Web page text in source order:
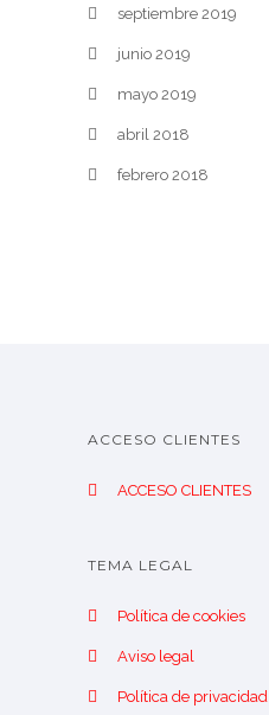
septiembre 2019
junio 2019
mayo 2019
abril 2018
febrero 2018
ACCESO CLIENTES
ACCESO CLIENTES
TEMA LEGAL
Política de cookies
Aviso legal
Política de privacidad